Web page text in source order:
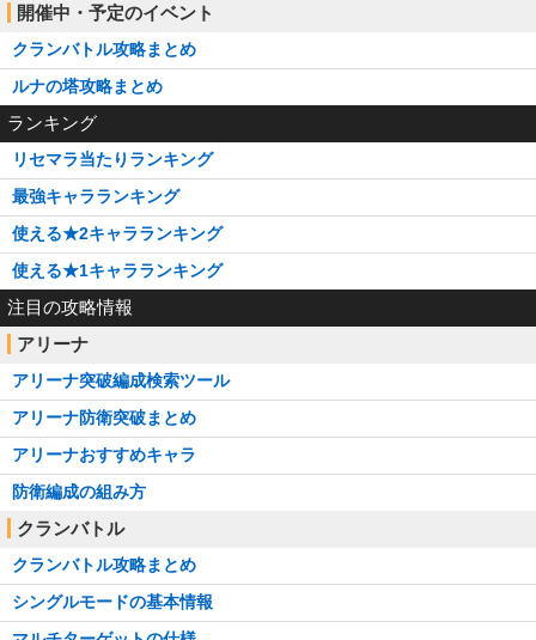
開催中・予定のイベント
クランバトル攻略まとめ
ルナの塔攻略まとめ
ランキング
リセマラ当たりランキング
最強キャラランキング
使える★2キャラランキング
使える★1キャラランキング
注目の攻略情報
アリーナ
アリーナ突破編成検索ツール
アリーナ防衛突破まとめ
アリーナおすすめキャラ
防衛編成の組み方
クランバトル
クランバトル攻略まとめ
シングルモードの基本情報